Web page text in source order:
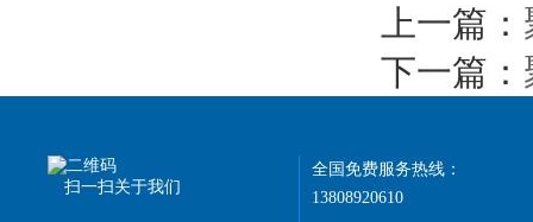
上一篇：
下一篇：
扫一扫关于我们
全国免费服务热线：
13808920610